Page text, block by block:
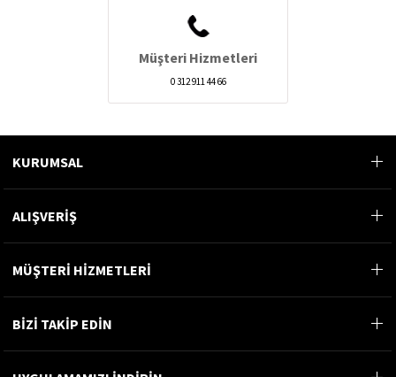
Müşteri Hizmetleri
0 312 911 44 66
KURUMSAL
ALIŞVERİŞ
MÜŞTERİ HİZMETLERİ
BİZİ TAKİP EDİN